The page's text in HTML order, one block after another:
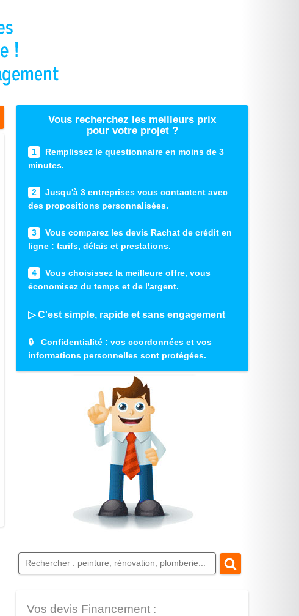
Vous recherchez les meilleurs prix
pour votre projet ?
1
Remplissez le questionnaire en moins de 3
minutes.
2
Jusqu'à 3 entreprises vous contactent avec
des propositions personnalisées.
3
Vous comparez les devis Rachat de crédit en
ligne : tarifs, délais et prestations.
4
Vous choisissez la meilleure offre, vous
économisez du temps et de l'argent.
▷ C'est simple, rapide et sans engagement
🔒 Confidentialité : vos coordonnées et vos
informations personnelles sont protégées.
Vos devis Financement :